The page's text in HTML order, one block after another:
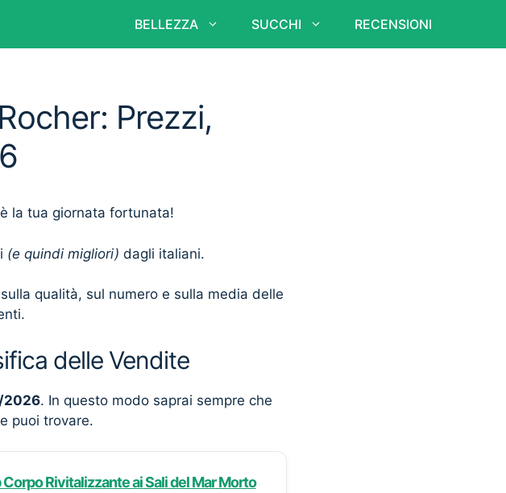
BELLEZZA SUCCHI RECENSIONI
Prezzi,
la tua giornata fortunata!
(e quindi migliori) dagli italiani.
qualità, sul numero e sulla media delle
delle Vendite
. In questo modo saprai sempre che
puoi trovare.
Rivitalizzante ai Sali del Mar Morto